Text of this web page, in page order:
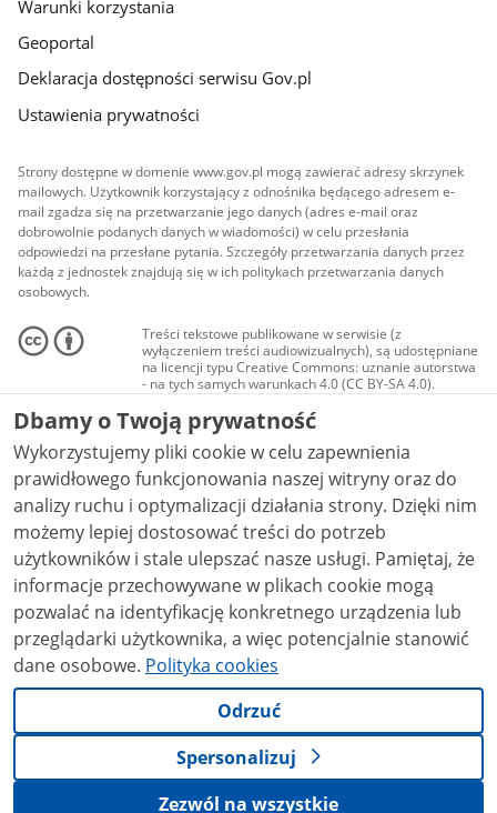
Warunki korzystania
Geoportal
Deklaracja dostępności serwisu Gov.pl
Ustawienia prywatności
Strony dostępne w domenie www.gov.pl mogą zawierać adresy skrzynek
mailowych. Użytkownik korzystający z odnośnika będącego adresem e-
mail zgadza się na przetwarzanie jego danych (adres e-mail oraz
dobrowolnie podanych danych w wiadomości) w celu przesłania
odpowiedzi na przesłane pytania. Szczegóły przetwarzania danych przez
każdą z jednostek znajdują się w ich politykach przetwarzania danych
osobowych.
Treści tekstowe publikowane w serwisie (z
wyłączeniem treści audiowizualnych), są udostępniane
na licencji typu Creative Commons: uznanie autorstwa
- na tych samych warunkach 4.0 (CC BY-SA 4.0).
Materiały audiowizualne, w tym zdjęcia, materiały
audio i wideo, są udostępniane na licencji typu
Creative Commons: uznanie autorstwa użycie
niekomercyjne - bez utworów zależnych 4.0 (CC BY-
NC-ND 4.0), o ile nie jest to stwierdzone inaczej.
Dbamy o Twoją prywatność
Wykorzystujemy pliki cookie w celu zapewnienia
prawidłowego funkcjonowania naszej witryny oraz do
analizy ruchu i optymalizacji działania strony. Dzięki nim
możemy lepiej dostosować treści do potrzeb
użytkowników i stale ulepszać nasze usługi. Pamiętaj, że
informacje przechowywane w plikach cookie mogą
pozwalać na identyfikację konkretnego urządzenia lub
przeglądarki użytkownika, a więc potencjalnie stanowić
dane osobowe. Polityka cookies
Odrzuć
Spersonalizuj
Zezwól na wszystkie